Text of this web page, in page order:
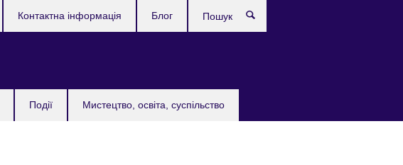
Події Мистецтво, освіта, суспільство
Контактна інформація Блог